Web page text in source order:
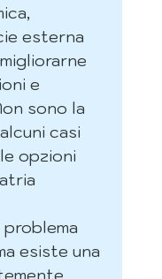
esterna
e
sono la
casi
opzioni
esiste una